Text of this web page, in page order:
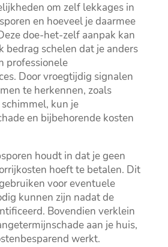
om zelf lekkages in
en hoeveel je daarmee
doe-het-zelf aanpak kan
bedrag schelen dat je anders
professionele
Door vroegtijdig signalen
te herkennen, zoals
kun je
en bijbehorende kosten
houdt in dat je geen
hoeft te betalen.​ Dit
voor eventuele
kunnen zijn nadat de
Bovendien verklein
aan je huis,
werkt.​